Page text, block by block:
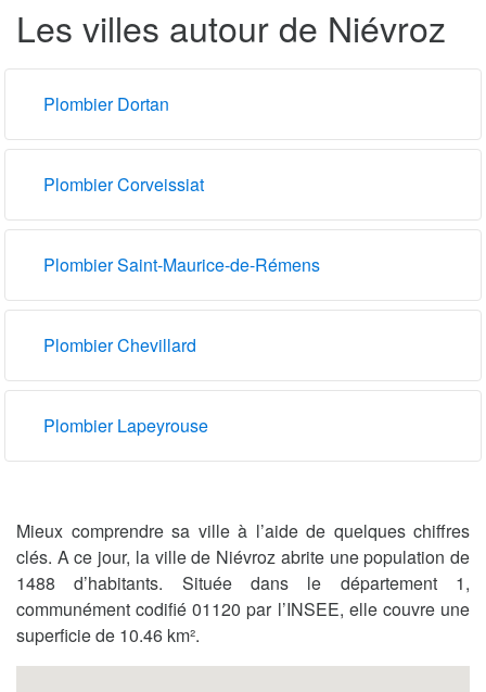
Les villes autour de Niévroz
Plombier Dortan
Plombier Corveissiat
Plombier Saint-Maurice-de-Rémens
Plombier Chevillard
Plombier Lapeyrouse
Mieux comprendre sa ville à l’aide de quelques chiffres
clés. A ce jour, la ville de Niévroz abrite une population de
1488 d’habitants. Située dans le département 1,
communément codifié 01120 par l’INSEE, elle couvre une
superficie de 10.46 km².